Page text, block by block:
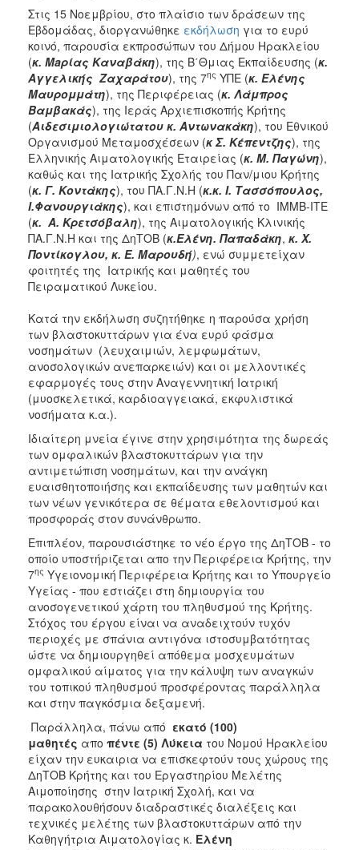
Κ.Δ.Α.Π.Α.μεΑ.
Αδειοδότηση
&
Έλεγχος
Βρεφονηπιακών
Σταθμών
Δημοτικό
Ιατρείο
Ξενώνας
Φιλοξενίας
Γυναικών
Κέντρο
Κοινότητας
Κοινωνικό
Φαρμακείο
Κοινωνικό
Παντοπωλείο
Ισότητα
των
Φύλων
Υγεία
Αυτόματοι
Απινιδωτές
ΤΟΠΟΣ
ΔΗΜΟΣ
ΠΟΛΙΤΙΣΜΟΣ
Στις 15 Νοεμβρίου, στο πλαίσιο των δράσεων της
Εβδομάδας, διοργανώθηκε εκδήλωση για το ευρύ
κοινό, παρουσία εκπροσώπων του Δήμου Ηρακλείου
(κ. Μaρίας Καναβάκη), της Β΄Θμιας Εκπαίδευσης (κ.
Αγγελικής Ζαχαράτου), της 7ης ΥΠΕ (κ. Ελένης
Μαυρομμάτη), της Περιφέρειας (κ. Λάμπρος
Βαμβακάς), της Ιεράς Αρχιεπισκοπής Κρήτης
(Αιδεσιμιολογιώτατου κ. Αντωνακάκη), του Εθνικού
Οργανισμού Μεταμοσχέσεων (κ Σ. Κέπεντζης), της
Ελληνικής Αιματολογικής Εταιρείας (κ. Μ. Παγώνη),
καθώς και της Ιατρικής Σχολής του Παν/μιου Κρήτης
(κ. Γ. Κοντάκης), του ΠΑ.Γ.Ν.Η (κ.κ. Ι. Τασσόπουλος,
Ι.Φανουργιάκης), και επιστημόνων από το ΙΜΜΒ-ΙΤΕ
(κ. Α. Κρετσόβαλη), της Αιματολογικής Κλινικής
ΠΑ.Γ.Ν.Η και της ΔηΤΟΒ (κ.Ελένη. Παπαδάκη, κ. Χ.
Ποντίκογλου, κ. Ε. Μαρουδή), ενώ συμμετείχαν
φοιτητές της Ιατρικής και μαθητές του
Πειραματικού Λυκείου.
Κατά την εκδήλωση συζητήθηκε η παρούσα χρήση
των βλαστοκυττάρων για ένα ευρύ φάσμα
νοσημάτων (λευχαιμιών, λεμφωμάτων,
ανοσολογικών ανεπαρκειών) και οι μελλοντικές
εφαρμογές τους στην Αναγεννητική Ιατρική
(μυοσκελετικά, καρδιοαγγειακά, εκφυλιστικά
νοσήματα κ.α.).
Ιδιαίτερη μνεία έγινε στην χρησιμότητα της δωρεάς
των ομφαλικών βλαστοκυττάρων για την
αντιμετώπιση νοσημάτων, και την ανάγκη
ευαισθητοποιήσης και εκπαίδευσης των μαθητών και
των νέων γενικότερα σε θέματα εθελοντισμού και
προσφοράς στον συνάνθρωπο.
Επιπλέον, παρουσιάστηκε το νέο έργο της ΔηΤΟΒ - το
οποίο υποστήριζεται απο την Περιφέρεια Κρήτης, την
7ης Υγειονομική Περιφέρεια Κρήτης και το Υπουργείο
Υγείας - που εστιάζει στη δημιουργία του
ανοσογενετικού χάρτη του πληθυσμού της Κρήτης.
Στόχος του έργου είναι να αναδειχτούν τυχόν
περιοχές με σπάνια αντιγόνα ιστοσυμβατότητας
ώστε να δημιουργηθεί απόθεμα μοσχευμάτων
ομφαλικού αίματος για την κάλυψη των αναγκών
του τοπικού πληθυσμού προσφέροντας παράλληλα
και στην παγκόσμια δεξαμενή.
Παράλληλα, πάνω από εκατό (100)
μαθητές απο πέντε (5) Λύκεια του Νομού Ηρακλείου
είχαν την ευκαιρια να επισκεφτούν τους χώρους της
ΔηΤΟΒ Κρήτης και του Εργαστηρίου Μελέτης
Αιμοποίησης στην Ιατρική Σχολή, και να
παρακολουθήσουν διαδραστικές διαλέξεις και
τεχνικές μελέτης των βλαστοκυττάρων από την
Καθηγήτρια Αιματολογίας κ. Ελένη